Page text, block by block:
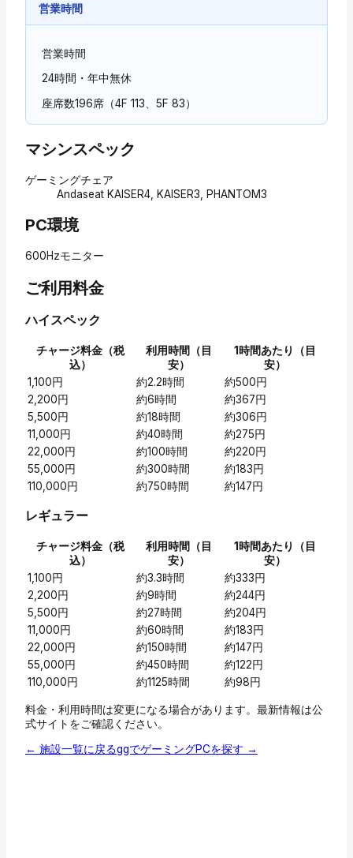
営業時間
営業時間
24時間・年中無休
座席数196席（4F 113、5F 83）
マシンスペック
ゲーミングチェア
Andaseat KAISER4, KAISER3, PHANTOM3
PC環境
600Hzモニター
ご利用料金
ハイスペック
チャージ料金（税
込）
利用時間（目
安）
1時間あたり（目
安）
1,100円
約2.2時間
約500円
2,200円
約6時間
約367円
5,500円
約18時間
約306円
11,000円
約40時間
約275円
22,000円
約100時間
約220円
55,000円
約300時間
約183円
110,000円
約750時間 約147円
レギュラー
チャージ料金（税
込）
利用時間（目
安）
1時間あたり（目
安）
1,100円
約3.3時間
約333円
2,200円
約9時間
約244円
5,500円
約27時間
約204円
11,000円
約60時間
約183円
22,000円
約150時間
約147円
55,000円
約450時間
約122円
110,000円
約1125時間 約98円
料金・利用時間は変更になる場合があります。最新情報は公
式サイトをご確認ください。
← 施設一覧に戻るggでゲーミングPCを探す →